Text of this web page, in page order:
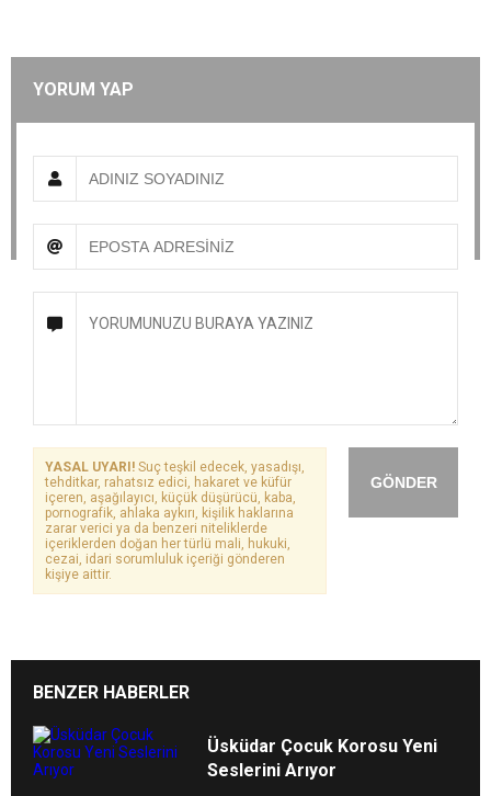
YORUM YAP
GÖNDER
YASAL UYARI! Suç teşkil edecek, yasadışı,
tehditkar, rahatsız edici, hakaret ve küfür
içeren, aşağılayıcı, küçük düşürücü, kaba,
pornografik, ahlaka aykırı, kişilik haklarına
zarar verici ya da benzeri niteliklerde
içeriklerden doğan her türlü mali, hukuki,
cezai, idari sorumluluk içeriği gönderen
kişiye aittir.
BENZER HABERLER
Üsküdar Çocuk Korosu Yeni
Seslerini Arıyor